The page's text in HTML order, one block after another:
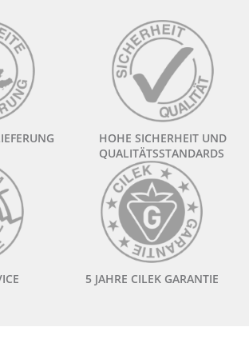
HOHE SICHERHEIT UND
QUALITÄTSSTANDARDS
5 JAHRE CILEK GARANTIE